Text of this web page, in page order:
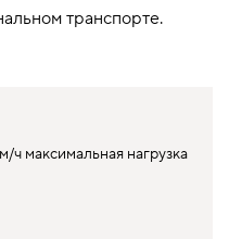
транспорте.
ч максимальная нагрузка